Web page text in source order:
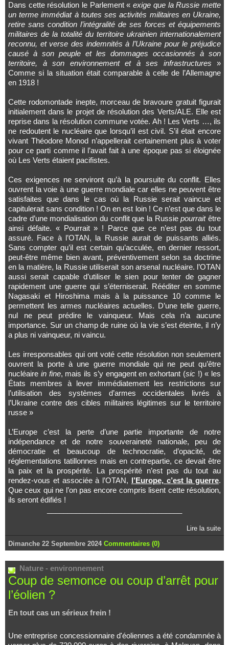
Dans cette résolution le Parlement «exige que la Russie mette
un terme immédiat à toutes ses activités militaires en Ukraine,
retire sans condition l’intégralité de ses forces et équipements
militaires de la totalité du territoire ukrainien internationalement
reconnu, et verse des indemnités à l’Ukraine pour le préjudice
causé à son peuple et les dommages occasionnés à son
territoire, à son environnement et à ses infrastructures »
Comme si la situation était comparable à celle de l’Allemagne
en 1918 !
Cette rodomontade inepte, morceau de bravoure gratuit figurait
initialement dans le projet de résolution des Verts/ALE. Elle est
reprise dans la résolution commune votée. Ah ! Les Verts …, ils
ne redoutent le nucléaire que lorsqu’il est civil. S’il était encore
vivant Théodore Monod n’appellerait certainement plus à voter
pour ce parti comme il l’avait fait à une époque pas si éloignée
où Les Verts étaient pacifistes.
Ces exigences ne serviront qu’à la poursuite du conflit. Elles
ouvrent la voie à une guerre mondiale car elles ne peuvent être
satisfaites que dans le cas où la Russie serait vaincue et
capitulerait sans condition ! On en est loin ! Ce n’est que dans le
cadre d’une mondialisation du conflit que la Russiepourraitêtre
ainsi défaite. « Pourrait » ! Parce que ce n’est pas du tout
assuré. Face à l’OTAN, la Russie aurait de puissants alliés.
Sans compter qu’il est certain qu’acculée, en dernier ressort,
peut-être même bien avant, préventivement selon sa doctrine
en la matière, la Russie utiliserait son arsenal nucléaire. l’OTAN
aussi serait capable d’utiliser le sien pour tenter de gagner
rapidement une guerre qui s’éterniserait. Rééditer en somme
Nagasaki et Hiroshima mais à la puissance 10 comme le
permettent les armes nucléaires actuelles. D’une telle guerre,
nul ne peut prédire le vainqueur. Mais cela n’a aucune
importance. Sur un champ de ruine où la vie s’est éteinte, il n’y
a plus ni vainqueur, ni vaincu.
Les irresponsables qui ont voté cette résolution non seulement
ouvrent la porte à une guerre mondiale qui ne peut qu’être
nucléaire in fine, mais ils s’y engagent en exhortant (sic!) « les
États membres à lever immédiatement les restrictions sur
l’utilisation des systèmes d’armes occidentales livrés à
l’Ukraine contre des cibles militaires légitimes sur le territoire
russe »
L’Europe c’est la perte d’une partie importante de notre
indépendance et de notre souveraineté nationale, peu de
démocratie et beaucoup de technocratie, d’opacité, de
réglementations tatillonnes mais en contrepartie, ce devait être
la paix et la prospérité. La prospérité n’est pas du tout au
rendez-vous et associée à l’OTAN, l’Europe, c’est la guerre.
Que ceux qui ne l’on pas encore compris lisent cette résolution,
ils seront édifiés !
Lire la suite
Dimanche 22 Septembre 2024 Commentaires (0)
Nature - environnement
Coup de semonce ou coup d’arrêt pour
l’éolien ?
En tout cas un sérieux frein !
Une entreprise concessionnaire d'éoliennes a été condamnée à